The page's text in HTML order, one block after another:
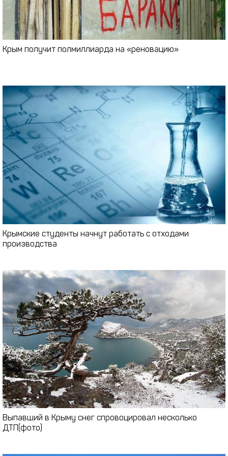
Крым получит полмиллиарда на «реновацию»
Крымские студенты начнут работать с отходами
производства
Выпавший в Крыму снег спровоцировал несколько
ДТП(фото)